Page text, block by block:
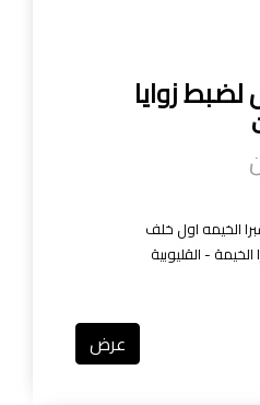
زوايا
الخيمه اول خلف
- القليوبية
عرض